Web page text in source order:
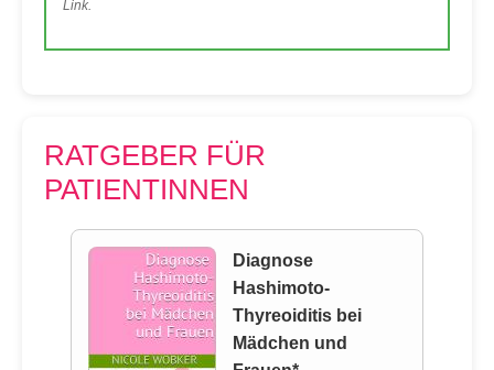
Link.
RATGEBER FÜR
PATIENTINNEN
Diagnose
Hashimoto-
Thyreoiditis bei
Mädchen und